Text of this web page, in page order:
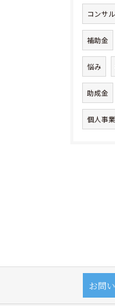
コンサ
補助金
悩み
助成金
個人事
お問